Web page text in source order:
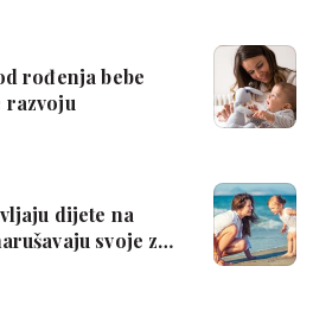
rođenja bebe
razvoju
dijete na
svoje z…